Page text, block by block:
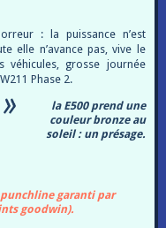
: la puissance n’est
elle n’avance pas, vive le
véhicules, grosse journée
Phase 2.
la E500 prend une
couleur bronze au
soleil : un présage.
garanti par
goodwin).